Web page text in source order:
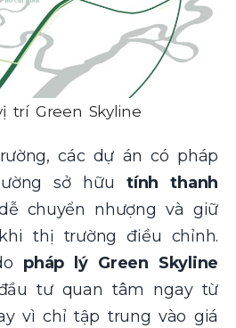
trí Green Skyline
các dự án có pháp
sở hữutính thanh
chuyển nhượng và giữ
thị trường điều chỉnh.
pháp lý Green Skyline
tư quan tâm ngay từ
vì chỉ tập trung vào giá